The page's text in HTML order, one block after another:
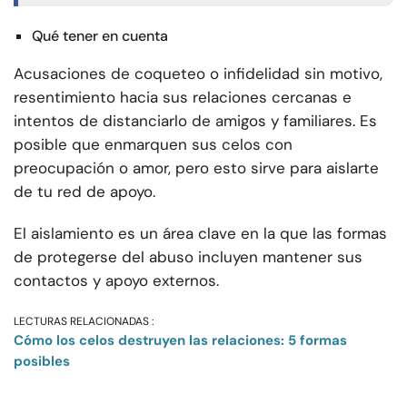
Qué tener en cuenta
Acusaciones de coqueteo o infidelidad sin motivo,
resentimiento hacia sus relaciones cercanas e
intentos de distanciarlo de amigos y familiares. Es
posible que enmarquen sus celos con
preocupación o amor, pero esto sirve para aislarte
de tu red de apoyo.
El aislamiento es un área clave en la que las formas
de protegerse del abuso incluyen mantener sus
contactos y apoyo externos.
LECTURAS RELACIONADAS :
Cómo los celos destruyen las relaciones: 5 formas
posibles